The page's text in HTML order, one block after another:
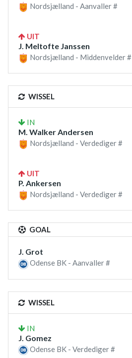
Nordsjælland - Aanvaller #
UIT
J. Meltofte Janssen
Nordsjælland - Middenvelder #
WISSEL
IN
M. Walker Andersen
Nordsjælland - Verdediger #
UIT
P. Ankersen
Nordsjælland - Verdediger #
GOAL
J. Grot
Odense BK - Aanvaller #
WISSEL
IN
J. Gomez
Odense BK - Verdediger #